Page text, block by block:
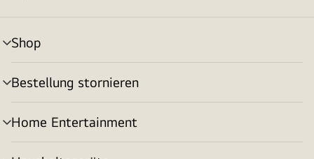
Shop
Menü
umschalten
Bestellung stornieren
Menü
umschalten
Home Entertainment
Menü
umschalten